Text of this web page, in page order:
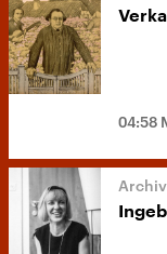
04:58